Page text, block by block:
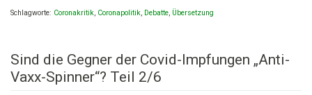
Schlagworte: Coronakritik, Coronapolitik, Debatte, Übersetzung
Sind die Gegner der Covid-Impfungen „Anti-
Vaxx-Spinner“? Teil 2/6